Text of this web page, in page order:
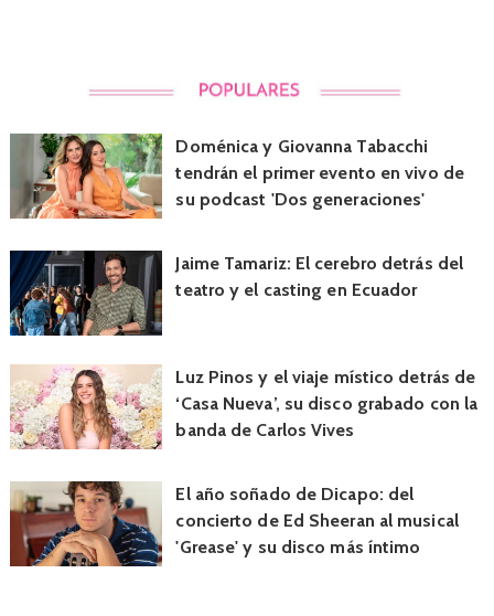
Doménica y Giovanna Tabacchi
tendrán el primer evento en vivo de
su podcast 'Dos generaciones'
Jaime Tamariz: El cerebro detrás del
teatro y el casting en Ecuador
Luz Pinos y el viaje místico detrás de
‘Casa Nueva’, su disco grabado con la
banda de Carlos Vives
El año soñado de Dicapo: del
concierto de Ed Sheeran al musical
'Grease' y su disco más íntimo